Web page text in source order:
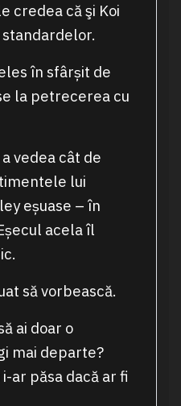
credea că şi Koi
în sfârșit de
la petrecerea cu
vedea cât de
lui
eșuase – în
acela îl
să vorbească.
ai doar o
mai departe?
ar păsa dacă ar fi